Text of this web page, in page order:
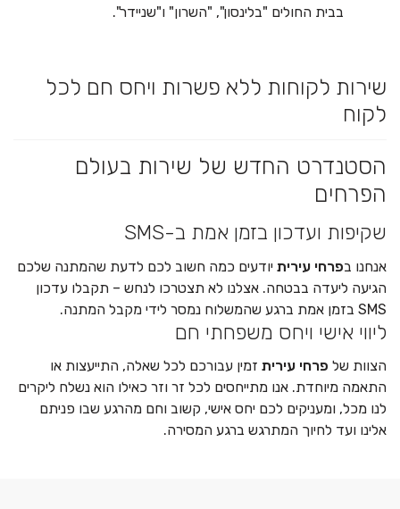
בבית החולים "בלינסון", "השרון" ו"שניידר".
שירות לקוחות ללא פשרות ויחס חם לכל
לקוח
הסטנדרט החדש של שירות בעולם
הפרחים
שקיפות ועדכון בזמן אמת ב-SMS
אנחנו בפרחי עירית יודעים כמה חשוב לכם לדעת שהמתנה שלכם
הגיעה ליעדה בבטחה. אצלנו לא תצטרכו לנחש – תקבלו עדכון
SMS בזמן אמת ברגע שהמשלוח נמסר לידי מקבל המתנה.
ליווי אישי ויחס משפחתי חם
הצוות של פרחי עירית זמין עבורכם לכל שאלה, התייעצות או
התאמה מיוחדת. אנו מתייחסים לכל זר וזר כאילו הוא נשלח ליקרים
לנו מכל, ומעניקים לכם יחס אישי, קשוב וחם מהרגע שבו פניתם
אלינו ועד לחיוך המתרגש ברגע המסירה.